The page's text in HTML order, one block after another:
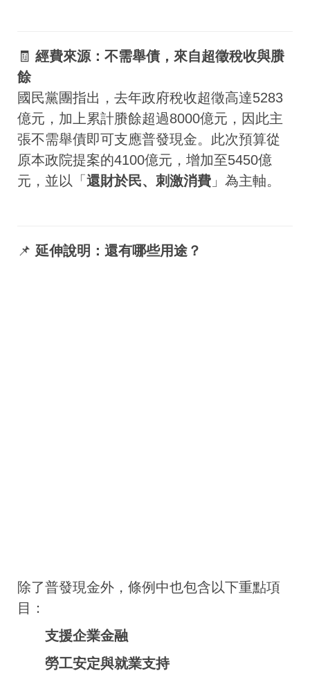
🧾 經費來源：不需舉債，來自超徵稅收與賸
餘
國民黨團指出，去年政府稅收超徵高達5283
億元，加上累計賸餘超過8000億元，因此主
張不需舉債即可支應普發現金。此次預算從
原本政院提案的4100億元，增加至5450億
元，並以「 還財於民、刺激消費 」為主軸。
📌 延伸說明：還有哪些用途？
除了普發現金外，條例中也包含以下重點項
目：
支援企業金融
勞工安定與就業支持